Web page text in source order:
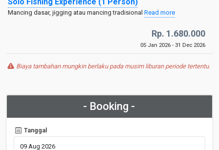
Mancing dasar, jigging atau mancing tradisional Read more
Rp. 1.680.000
05 Jan 2026 - 31 Dec 2026
Biaya tambahan mungkin berlaku pada musim liburan periode tertentu.
- Booking -
Tanggal